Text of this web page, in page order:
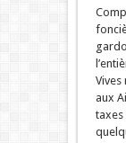
Vives
aux
taxes